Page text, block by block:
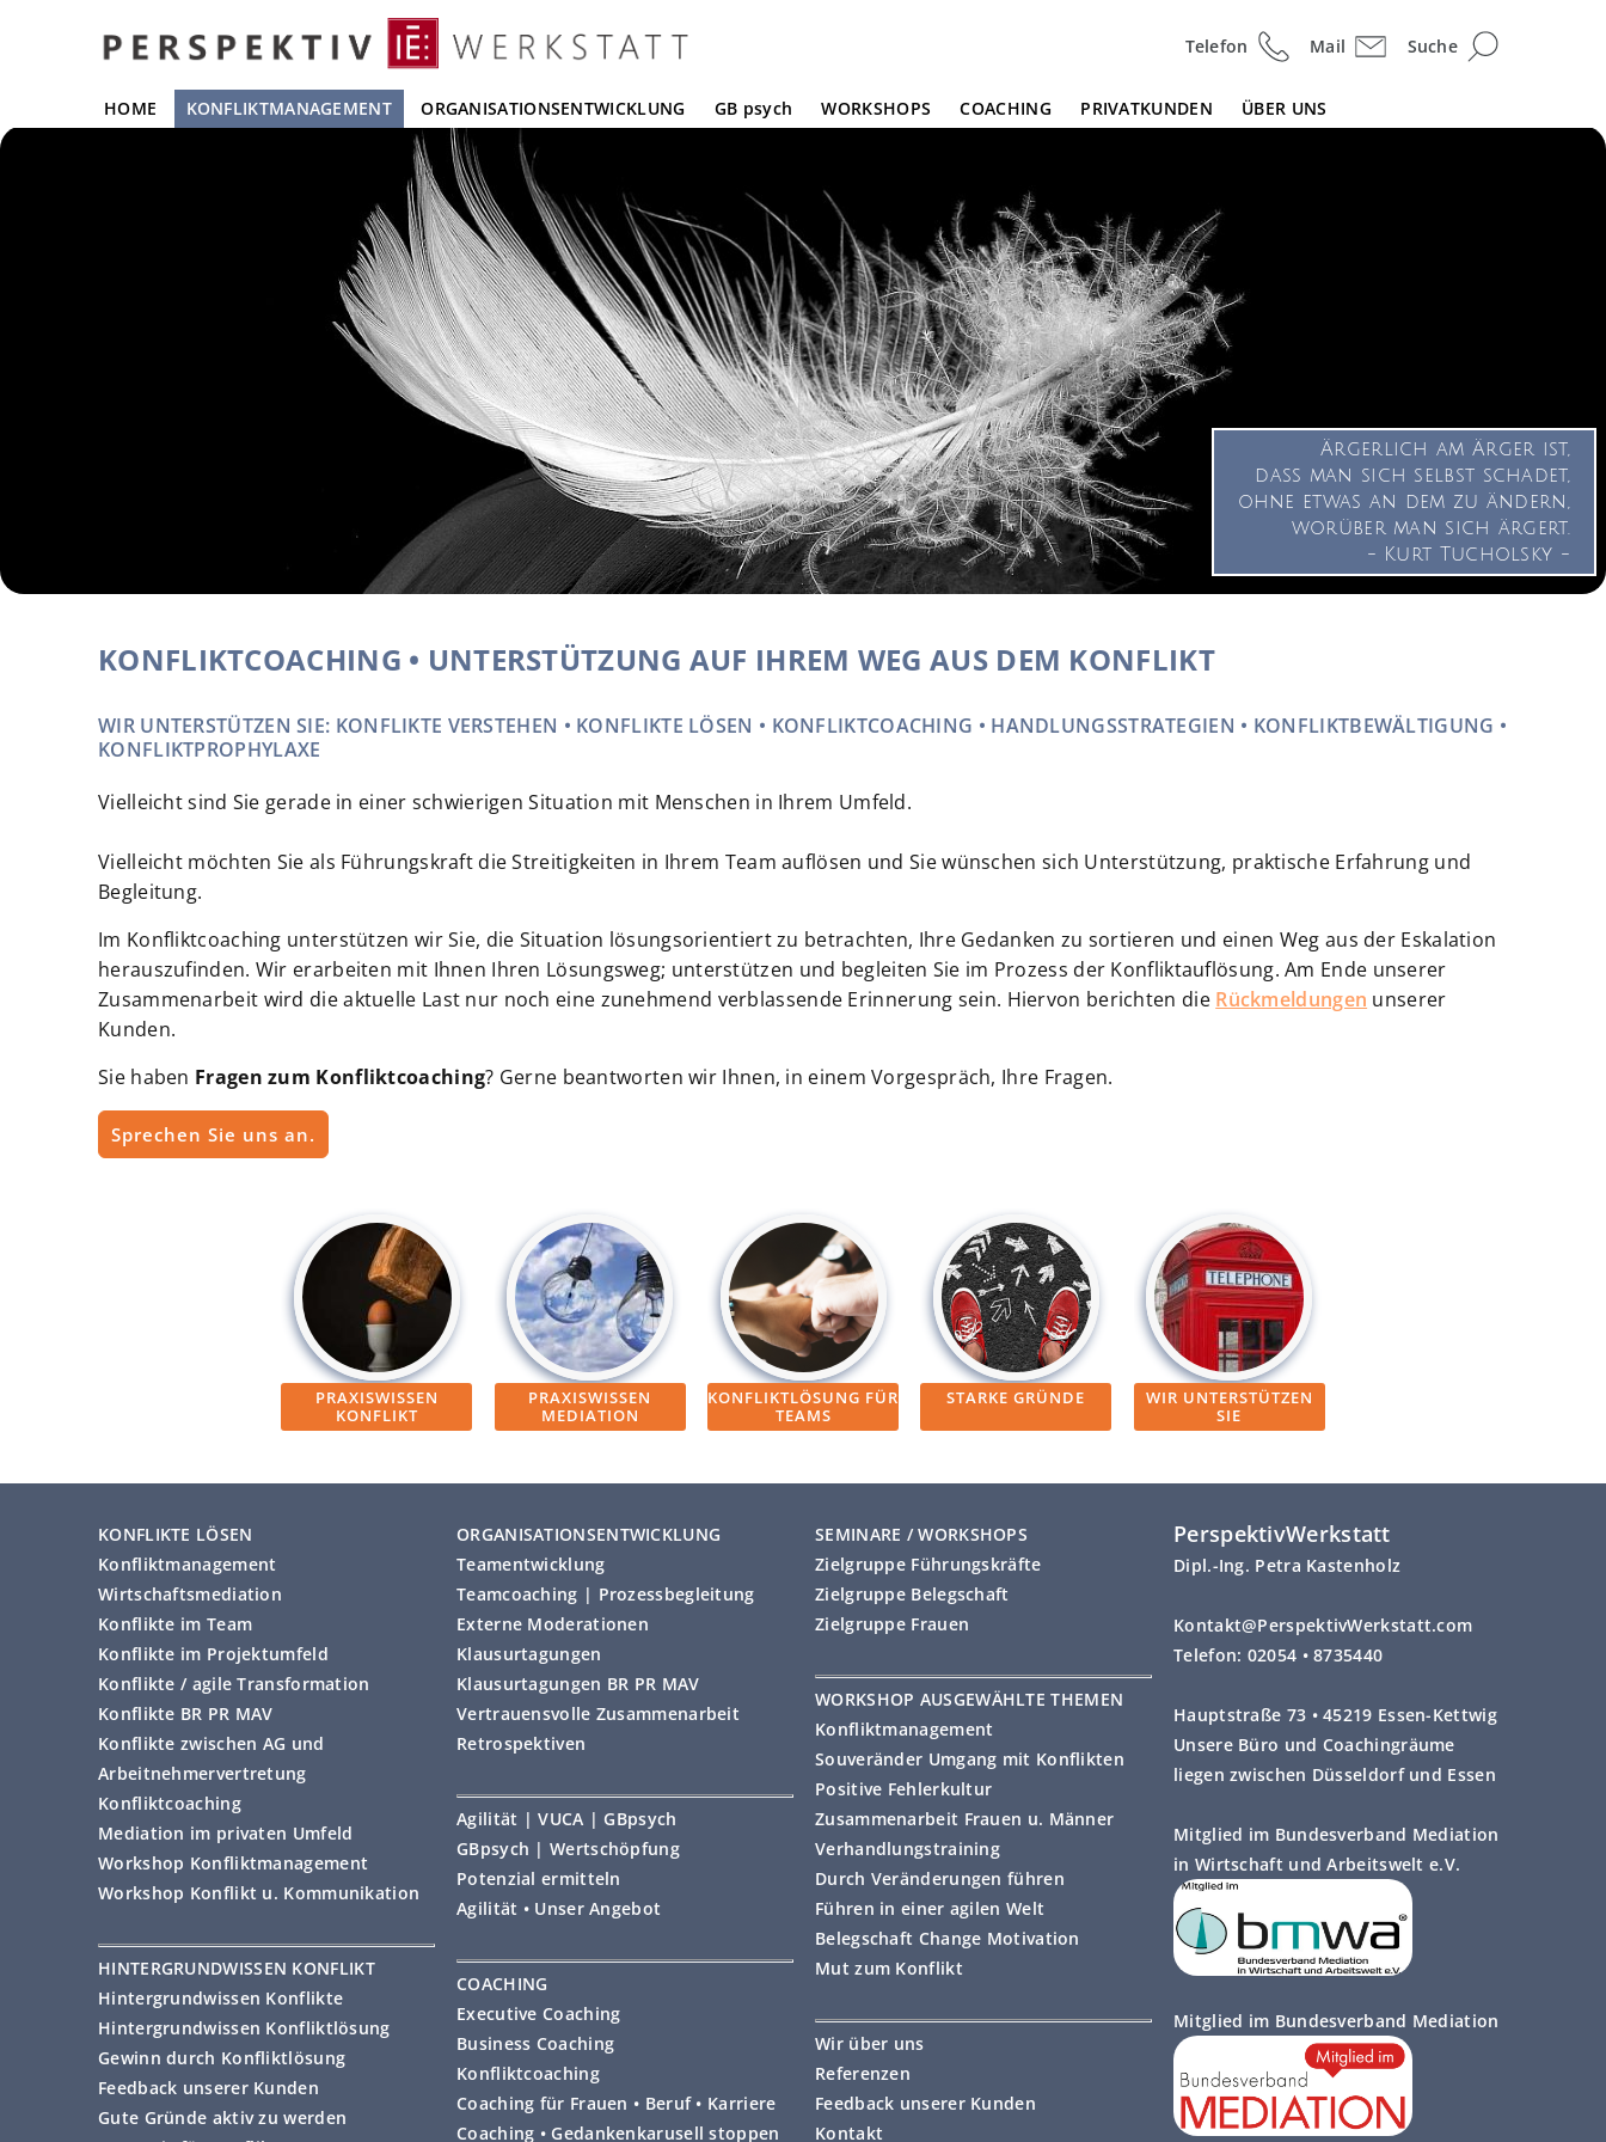
Telefon Mail Suche
HOME KONFLIKTMANAGEMENT ORGANISATIONSENTWICKLUNG GB psych WORKSHOPS COACHING PRIVATKUNDEN ÜBER UNS
Ärgerlich am Ärger ist,
dass man sich selbst schadet,
ohne etwas an dem zu ändern,
worüber man sich ärgert.
- Kurt Tucholsky -
KONFLIKTCOACHING • UNTERSTÜTZUNG AUF IHREM WEG AUS DEM KONFLIKT
WIR UNTERSTÜTZEN SIE: KONFLIKTE VERSTEHEN • KONFLIKTE LÖSEN • KONFLIKTCOACHING • HANDLUNGSSTRATEGIEN • KONFLIKTBEWÄLTIGUNG •
KONFLIKTPROPHYLAXE
Vielleicht sind Sie gerade in einer schwierigen Situation mit Menschen in Ihrem Umfeld.
Vielleicht möchten Sie als Führungskraft die Streitigkeiten in Ihrem Team auflösen und Sie wünschen sich Unterstützung, praktische Erfahrung und
Begleitung.
Im Konfliktcoaching unterstützen wir Sie, die Situation lösungsorientiert zu betrachten, Ihre Gedanken zu sortieren und einen Weg aus der Eskalation
herauszufinden. Wir erarbeiten mit Ihnen Ihren Lösungsweg; unterstützen und begleiten Sie im Prozess der Konfliktauflösung. Am Ende unserer
Zusammenarbeit wird die aktuelle Last nur noch eine zunehmend verblassende Erinnerung sein. Hiervon berichten die Rückmeldungen unserer
Kunden.
Sie haben Fragen zum Konfliktcoaching? Gerne beantworten wir Ihnen, in einem Vorgespräch, Ihre Fragen.
Sprechen Sie uns an.
PRAXISWISSEN
KONFLIKT
PRAXISWISSEN
MEDIATION
KONFLIKTLÖSUNG FÜR
TEAMS
STARKE GRÜNDE
WIR UNTERSTÜTZEN
SIE
KONFLIKTE LÖSEN
Konfliktmanagement
Wirtschaftsmediation
Konflikte im Team
Konflikte im Projektumfeld
Konflikte / agile Transformation
Konflikte BR PR MAV
Konflikte zwischen AG und
Arbeitnehmervertretung
Konfliktcoaching
Mediation im privaten Umfeld
Workshop Konfliktmanagement
Workshop Konflikt u. Kommunikation
HINTERGRUNDWISSEN KONFLIKT
Hintergrundwissen Konflikte
Hintergrundwissen Konfliktlösung
Gewinn durch Konfliktlösung
Feedback unserer Kunden
Gute Gründe aktiv zu werden
ORGANISATIONSENTWICKLUNG
Teamentwicklung
Teamcoaching | Prozessbegleitung
Externe Moderationen
Klausurtagungen
Klausurtagungen BR PR MAV
Vertrauensvolle Zusammenarbeit
Retrospektiven
Agilität | VUCA | GBpsych
GBpsych | Wertschöpfung
Potenzial ermitteln
Agilität • Unser Angebot
COACHING
Executive Coaching
Business Coaching
Konfliktcoaching
Coaching für Frauen • Beruf • Karriere
Coaching • Gedankenkarusell stoppen
SEMINARE / WORKSHOPS
Zielgruppe Führungskräfte
Zielgruppe Belegschaft
Zielgruppe Frauen
WORKSHOP AUSGEWÄHLTE THEMEN
Konfliktmanagement
Souveränder Umgang mit Konflikten
Positive Fehlerkultur
Zusammenarbeit Frauen u. Männer
Verhandlungstraining
Durch Veränderungen führen
Führen in einer agilen Welt
Belegschaft Change Motivation
Mut zum Konflikt
Wir über uns
Referenzen
Feedback unserer Kunden
Kontakt
PerspektivWerkstatt
Dipl.-Ing. Petra Kastenholz
Kontakt@PerspektivWerkstatt.com
Telefon: 02054 • 8735440
Hauptstraße 73 • 45219 Essen-Kettwig
Unsere Büro und Coachingräume
liegen zwischen Düsseldorf und Essen
Mitglied im Bundesverband Mediation
in Wirtschaft und Arbeitswelt e.V.
Mitglied im Bundesverband Mediation